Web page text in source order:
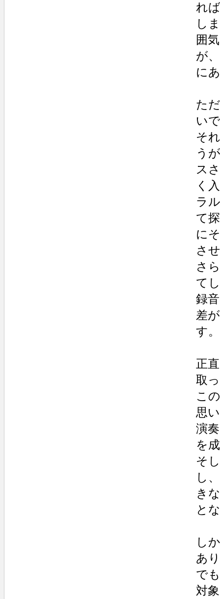
れ
し
囲
が
に
た
い
そ
う
ス
く
ラ
て
に
さ
さ
て
録
差
す。
正
取
こ
思
演
を
そ
し
き
と
し
あ
で
対